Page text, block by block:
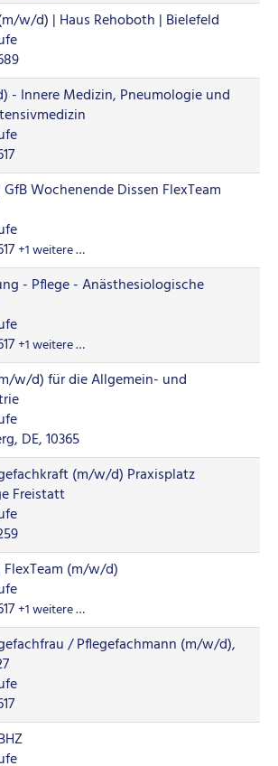
w/d) | Haus Rehoboth | Bielefeld
- Innere Medizin, Pneumologie und
Wochenende Dissen FlexTeam
+1 weitere …
- Pflege - Anästhesiologische
+1 weitere …
w/d) für die Allgemein- und
DE, 10365
(m/w/d) Praxisplatz
Freistatt
(m/w/d)
+1 weitere …
/ Pflegefachmann (m/w/d),